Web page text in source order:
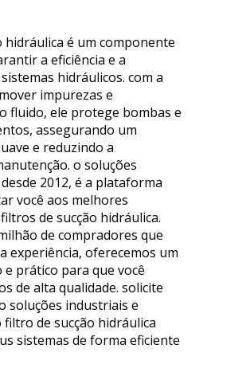
hidráulica é um componente
a eficiência e a
hidráulicos. com a
impurezas e
fluido, ele protege bombas e
assegurando um
e reduzindo a
o soluções
2012, é a plataforma
você aos melhores
de sucção hidráulica.
de compradores que
experiência, oferecemos um
prático para que você
de alta qualidade. solicite
soluções industriais e
de sucção hidráulica
sistemas de forma eficiente